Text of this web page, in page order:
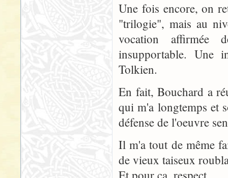
Une fois encore, on
"trilogie", mais au
vocation affirmée
insupportable. Une
Tolkien.
En fait, Bouchard a
qui m'a longtemps et
défense de l'oeuvre
Il m'a tout de même
de vieux taiseux
Et pour ça, respect.